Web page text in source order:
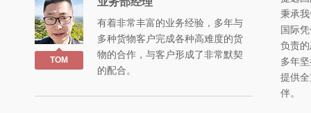
TOM
有着非常丰富的业务经验，多年与
多种货物客户完成各种高难度的货
物的合作，与客户形成了非常默契
的配合。
秉承
国际
负责
多年
提供
伴。